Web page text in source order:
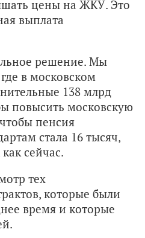
цены на ЖКУ. Это
выплата
решение. Мы
в московском
138 млрд
повысить московскую
пенсия
стала 16 тысяч,
сейчас.
тех
которые были
время и которые